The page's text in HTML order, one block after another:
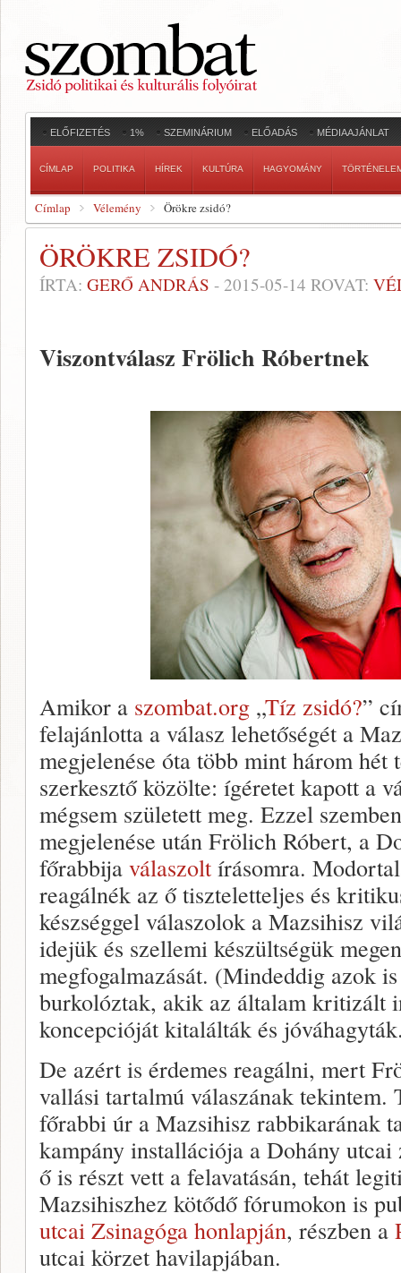
ELŐFIZETÉS 1% SZEMINÁRIUM ELŐADÁS MÉDIAAJÁNLAT
CÍMLAP POLITIKA HÍREK KULTÚRA HAGYOMÁNY
Címlap Vélemény Örökre zsidó?
ÖRÖKRE ZSIDÓ?
ÍRTA: GERŐ ANDRÁS - 2015-05-14 ROVAT:
Viszontválasz Frölich Róbertnek
Amikor a szombat.org „Tíz zsidó?”
felajánlotta a válasz lehetőségét a
megjelenése óta több mint három hét
szerkesztő közölte: ígéretet kapott a
mégsem született meg. Ezzel
megjelenése után Frölich Róbert, a
főrabbija válaszolt írásomra.
reagálnék az ő tiszteletteljes és
készséggel válaszolok a Mazsihisz
idejük és szellemi készültségük
megfogalmazását. (Mindeddig azok
burkolóztak, akik az általam kritizált
koncepcióját kitalálták és
De azért is érdemes reagálni, mert
vallási tartalmú válaszának tekintem.
főrabbi úr a Mazsihisz rabbikarának
kampány installációja a Dohány
ő is részt vett a felavatásán, tehát
Mazsihiszhez kötődő fórumokon is
utcai Zsinagóga honlapján, részben a
utcai körzet havilapjában.